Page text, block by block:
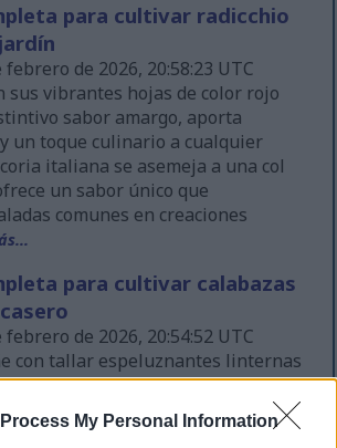
My Personal Information
para cultivar radicchio
febrero de 2026, 20:58:23 UTC
sus vibrantes hojas de color rojo
sabor amargo, aporta
un toque culinario a cualquier
italiana se asemeja a una col
un sabor único que
comunes en creaciones
para cultivar calabazas
febrero de 2026, 20:54:52 UTC
con tallar espeluznantes linternas
hornear deliciosos pasteles
calabazas en su jardín puede ser
gratificante.